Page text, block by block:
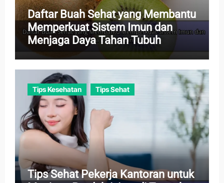
Daftar Buah Sehat yang Membantu
Memperkuat Sistem Imun dan
Menjaga Daya Tahan Tubuh
Tips Kesehatan Tips Sehat
Tips Sehat Pekerja Kantoran untuk